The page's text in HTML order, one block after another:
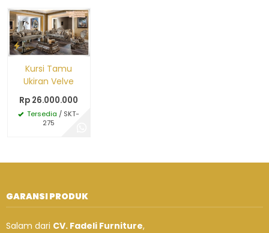
Kursi Tamu
Ukiran Velve
Rp 26.000.000
Tersedia / SKT-
275
GARANSI PRODUK
Salam dari CV. Fadeli Furniture,